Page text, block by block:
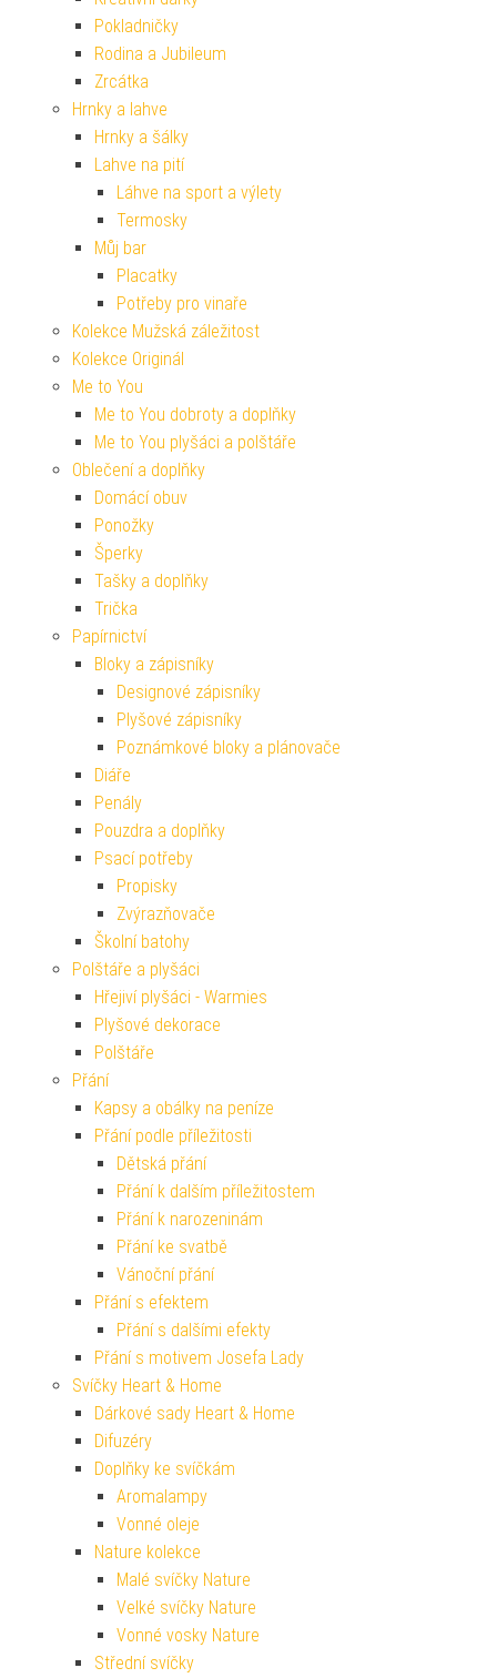
Pokladničky
Rodina a Jubileum
Zrcátka
Hrnky a lahve
Hrnky a šálky
Lahve na pití
Láhve na sport a výlety
Termosky
Můj bar
Placatky
Potřeby pro vinaře
Kolekce Mužská záležitost
Kolekce Originál
Me to You
Me to You dobroty a doplňky
Me to You plyšáci a polštáře
Oblečení a doplňky
Domácí obuv
Ponožky
Šperky
Tašky a doplňky
Trička
Papírnictví
Bloky a zápisníky
Designové zápisníky
Plyšové zápisníky
Poznámkové bloky a plánovače
Diáře
Penály
Pouzdra a doplňky
Psací potřeby
Propisky
Zvýrazňovače
Školní batohy
Polštáře a plyšáci
Hřejiví plyšáci - Warmies
Plyšové dekorace
Polštáře
Přání
Kapsy a obálky na peníze
Přání podle příležitosti
Dětská přání
Přání k dalším příležitostem
Přání k narozeninám
Přání ke svatbě
Vánoční přání
Přání s efektem
Přání s dalšími efekty
Přání s motivem Josefa Lady
Svíčky Heart & Home
Dárkové sady Heart & Home
Difuzéry
Doplňky ke svíčkám
Aromalampy
Vonné oleje
Nature kolekce
Malé svíčky Nature
Velké svíčky Nature
Vonné vosky Nature
Střední svíčky